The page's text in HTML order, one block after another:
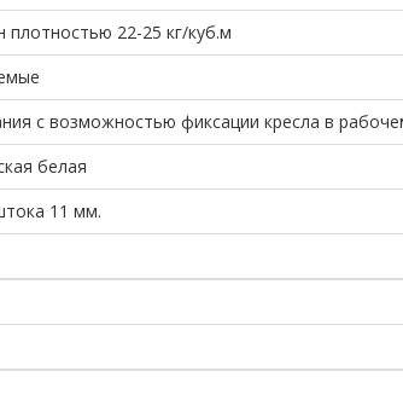
плотностью 22-25 кг/куб.м
с возможностью фиксации кресла в
белая
11 мм.